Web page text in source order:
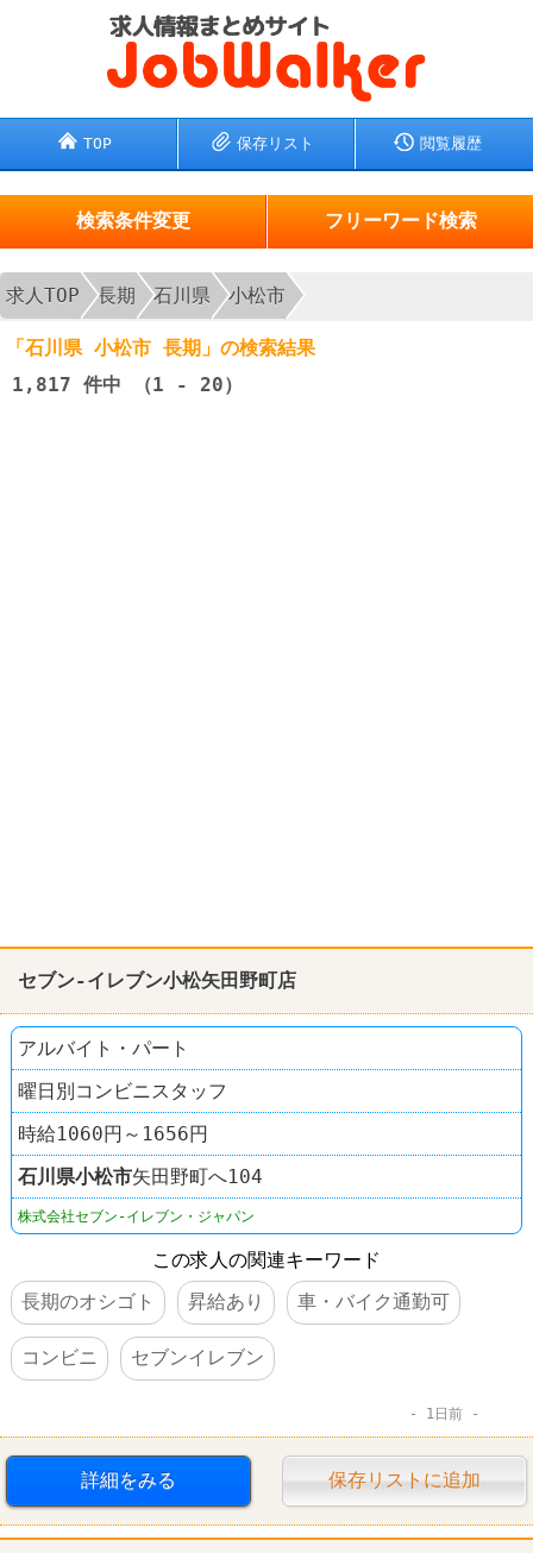
TOP 保存リスト 閲覧履歴
検索条件変更 フリーワード検索
求人TOP 長期 石川県 小松市
「石川県 小松市 長期」の検索結果
1,817 件中 （1 - 20）
セブン-イレブン小松矢田野町店
アルバイト・パート
曜日別コンビニスタッフ
時給1060円～1656円
石川県小松市矢田野町へ104
株式会社セブン-イレブン・ジャパン
この求人の関連キーワード
長期のオシゴト
昇給あり 車・バイク通勤可
コンビニ セブンイレブン
1日前
詳細をみる 保存リストに追加